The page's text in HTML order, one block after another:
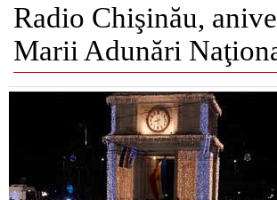
Radio Chişinău,
Marii Adunări